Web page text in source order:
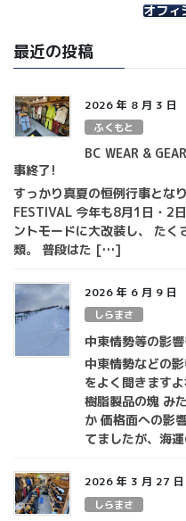
オフィ
最近の投稿
2026 年 8 月 3 日
ふくもと
BC WEAR &
事終了!
すっかり真夏の恒例行事とな
FESTIVAL 今年も8月1日・2
ントモードに大改装し、 たく
類。 普段はた […]
2026 年 6 月 9 日
しらまさ
中東情勢等の影
中東情勢などの
をよく聞きます
樹脂製品の塊 み
か 価格面への影
てましたが、海
2026 年 3 月 27 日
しらまさ